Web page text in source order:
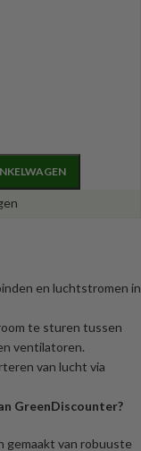
en luchtstromen in
te sturen tussen
ventilatoren.
van lucht via
GreenDiscounter?
gemaakt van robuuste